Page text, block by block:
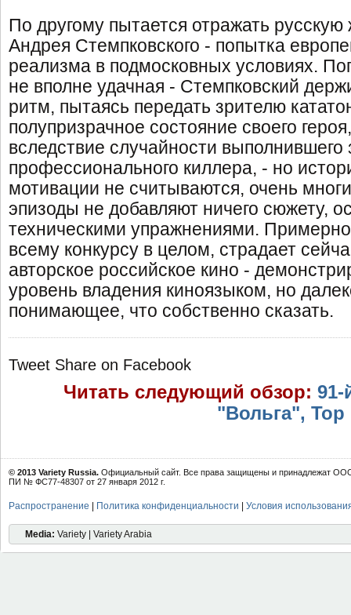
По другому пытается отражать русскую
Андрея Стемпковского - попытка
реализма в подмосковных условиях.
не вполне удачная - Стемпковский
ритм, пытаясь передать зрителю
полупризрачное состояние своего
вследствие случайности выполнившего
профессионального киллера, - но
мотивации не считываются, очень
эпизоды не добавляют ничего сюжету,
техническими упражнениями. Примерно
всему конкурсу в целом, страдает
авторское российское кино -
уровень владения киноязыком, но
понимающее, что собственно сказать.
Tweet Share on Facebook
Читать следующий обзор: 91-
"Вольга",
© 2013 Variety Russia. Официальный сайт. Все права защищены и принадлежат
ПИ № ФС77-48307 от 27 января 2012 г.
Распространение Политика конфиденциальности Условия
Media: Variety | Variety Arabia